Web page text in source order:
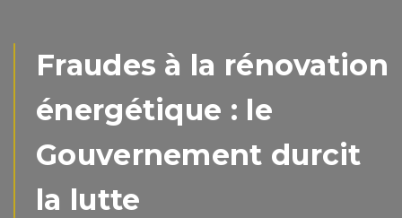
Fraudes à la rénovation
énergétique : le
Gouvernement durcit
la lutte